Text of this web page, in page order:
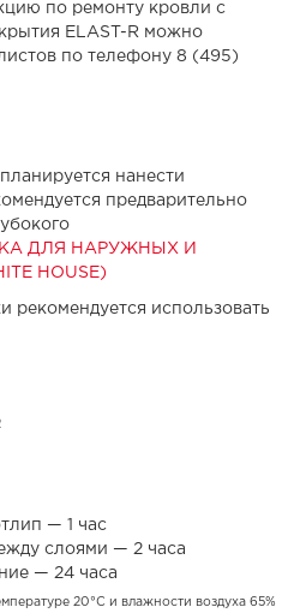
по ремонту кровли с
ELAST-R можно
по телефону 8 (495)
нанести
предварительно
ДЛЯ НАРУЖНЫХ И
HOUSE)
рекомендуется использовать
— 1 час
слоями — 2 часа
— 24 часа
20°С и влажности воздуха 65%